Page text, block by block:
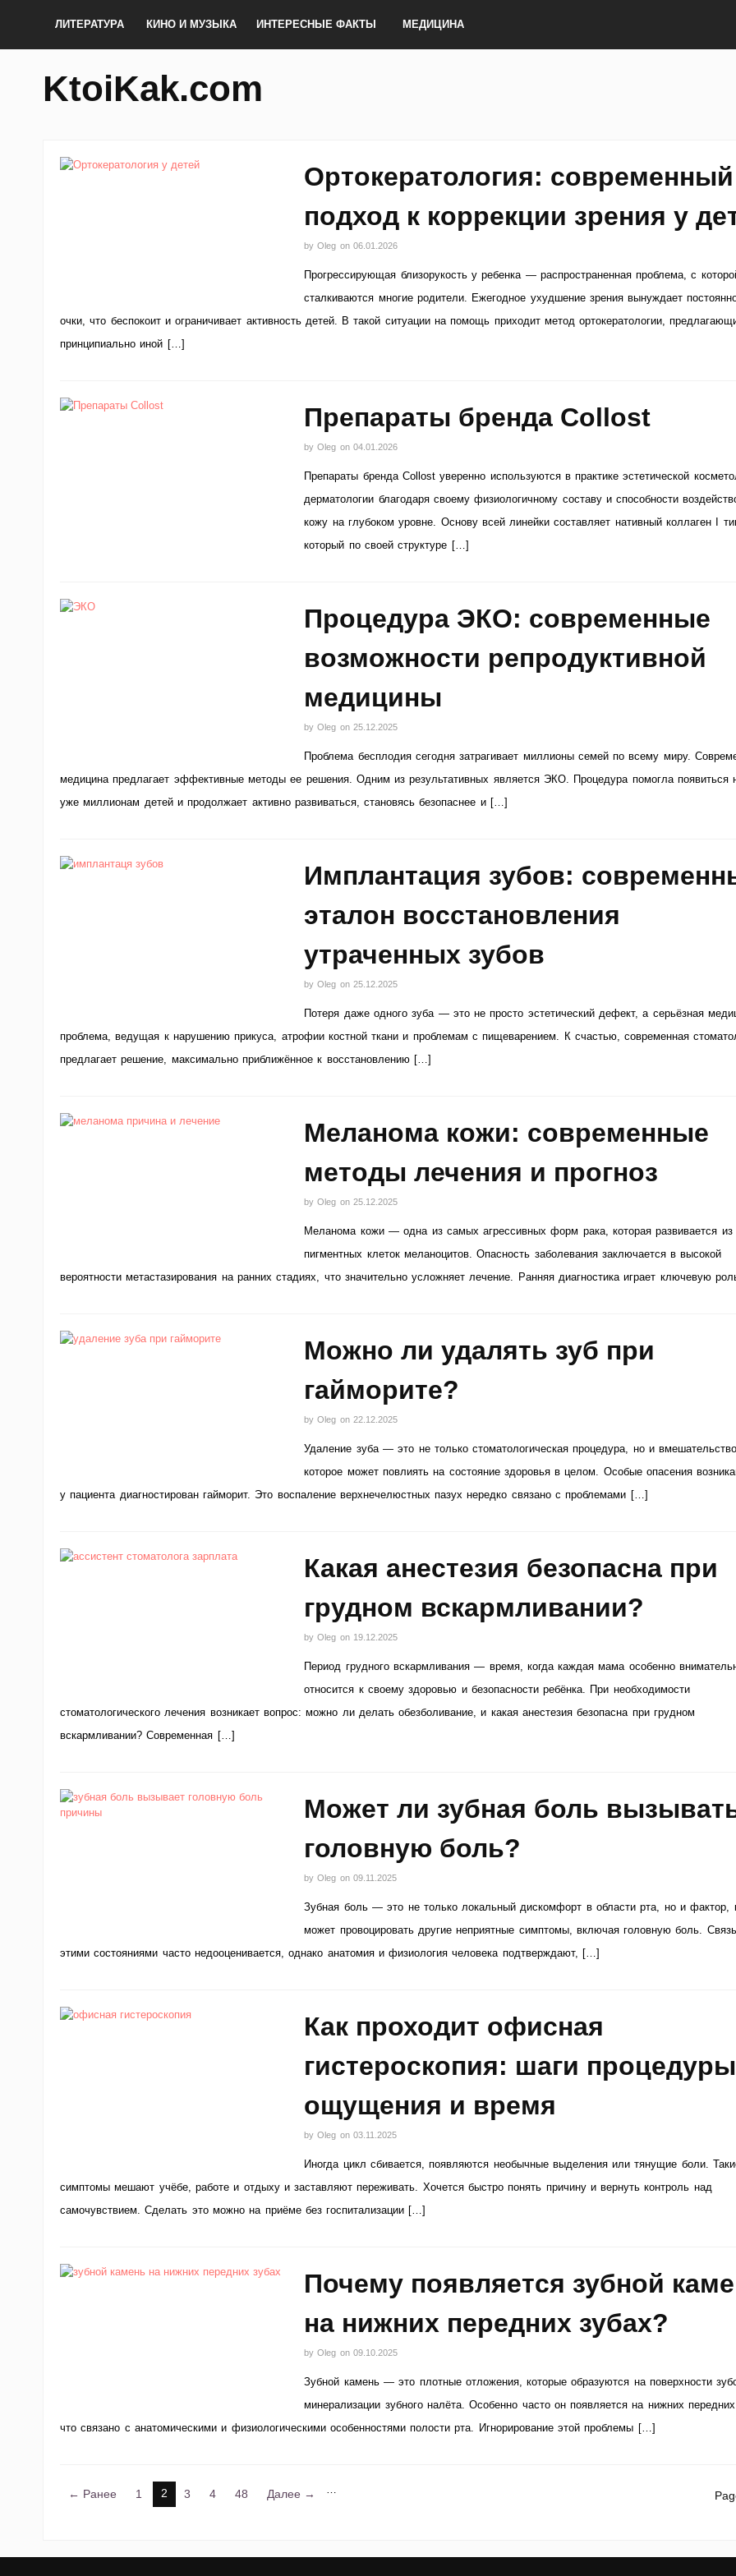
ЛИТЕРАТУРА КИНО И МУЗЫКА ИНТЕРЕСНЫЕ ФАКТЫ МЕДИЦИНА
KtoiKak.com
Ортокератология: современный
подход к коррекции зрения у
byOleg on 06.01.2026
Прогрессирующая близорукость у ребенка — распространенная проблема, с
сталкиваются многие родители. Ежегодное ухудшение зрения вынуждает
очки, что беспокоит и ограничивает активность детей. В такой ситуации на помощь приходит метод ортокератологии,
принципиально иной […]
Препараты бренда Collost
byOleg on 04.01.2026
Препараты бренда Collost уверенно используются в практике эстетической
дерматологии благодаря своему физиологичному составу и способности
кожу на глубоком уровне. Основу всей линейки составляет нативный коллаген I
который по своей структуре […]
Процедура ЭКО: современные
возможности репродуктивной
медицины
byOleg on 25.12.2025
Проблема бесплодия сегодня затрагивает миллионы семей по всему миру.
медицина предлагает эффективные методы ее решения. Одним из результативных является ЭКО. Процедура помогла появиться
уже миллионам детей и продолжает активно развиваться, становясь безопаснее и […]
Имплантация зубов:
эталон восстановления
утраченных зубов
byOleg on 25.12.2025
Потеря даже одного зуба — это не просто эстетический дефект, а серьёзная
проблема, ведущая к нарушению прикуса, атрофии костной ткани и проблемам с пищеварением. К счастью, современная
предлагает решение, максимально приближённое к восстановлению […]
Меланома кожи: современные
методы лечения и прогноз
byOleg on 25.12.2025
Меланома кожи — одна из самых агрессивных форм рака, которая развивается из
пигментных клеток меланоцитов. Опасность заболевания заключается в высокой
вероятности метастазирования на ранних стадиях, что значительно усложняет лечение. Ранняя диагностика играет ключевую
Можно ли удалять зуб при
гайморите?
byOleg on 22.12.2025
Удаление зуба — это не только стоматологическая процедура, но и
которое может повлиять на состояние здоровья в целом. Особые опасения
у пациента диагностирован гайморит. Это воспаление верхнечелюстных пазух нередко связано с проблемами […]
Какая анестезия безопасна при
грудном вскармливании?
byOleg on 19.12.2025
Период грудного вскармливания — время, когда каждая мама особенно
относится к своему здоровью и безопасности ребёнка. При необходимости
стоматологического лечения возникает вопрос: можно ли делать обезболивание, и какая анестезия безопасна при грудном
вскармливании? Современная […]
Может ли зубная боль
головную боль?
byOleg on 09.11.2025
Зубная боль — это не только локальный дискомфорт в области рта, но и фактор,
может провоцировать другие неприятные симптомы, включая головную боль.
этими состояниями часто недооценивается, однако анатомия и физиология человека подтверждают, […]
Как проходит офисная
гистероскопия: шаги
ощущения и время
byOleg on 03.11.2025
Иногда цикл сбивается, появляются необычные выделения или тянущие боли.
симптомы мешают учёбе, работе и отдыху и заставляют переживать. Хочется быстро понять причину и вернуть контроль над
самочувствием. Сделать это можно на приёме без госпитализации […]
Почему появляется зубной
на нижних передних зубах?
byOleg on 09.10.2025
Зубной камень — это плотные отложения, которые образуются на поверхности
минерализации зубного налёта. Особенно часто он появляется на нижних
что связано с анатомическими и физиологическими особенностями полости рта. Игнорирование этой проблемы […]
← Ранее 1 2 3 4 …
48 Далее →